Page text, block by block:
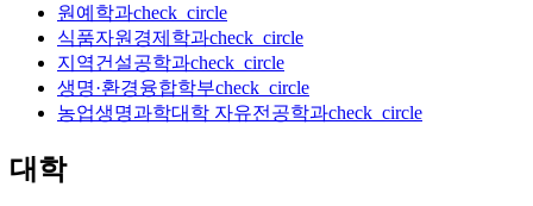
원예학과check_circle
식품자원경제학과check_circle
지역건설공학과check_circle
생명·환경융합학부check_circle
농업생명과학대학 자유전공학과check_circle
대학